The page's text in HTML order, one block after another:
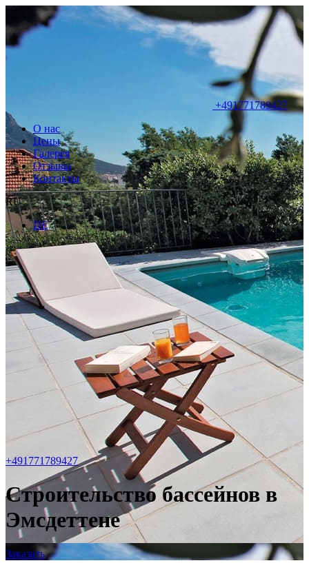
+491771789427
О нас
Цены
Галерея
Отзывы
Контакты
RU
DE
+491771789427
Строительство бассейнов в
Эмсдеттене
Заказать